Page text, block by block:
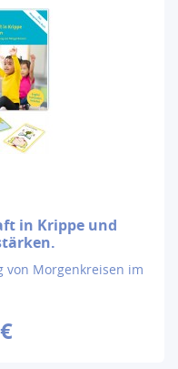
in Krippe und
von Morgenkreisen im